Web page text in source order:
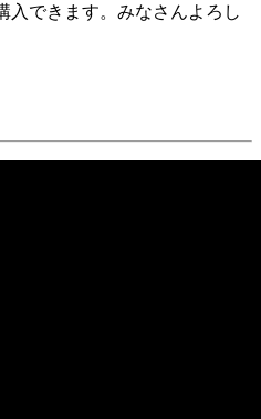
入できます。みなさんよろし